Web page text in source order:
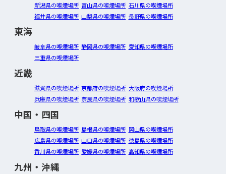
新潟県の喫煙場所 富山県の喫煙場所 石川県の喫煙場所
福井県の喫煙場所 山梨県の喫煙場所 長野県の喫煙場所
東海
岐阜県の喫煙場所 静岡県の喫煙場所 愛知県の喫煙場所
三重県の喫煙場所
近畿
滋賀県の喫煙場所 京都府の喫煙場所 大阪府の喫煙場所
兵庫県の喫煙場所 奈良県の喫煙場所 和歌山県の喫煙場所
中国・四国
鳥取県の喫煙場所 島根県の喫煙場所 岡山県の喫煙場所
広島県の喫煙場所 山口県の喫煙場所 徳島県の喫煙場所
香川県の喫煙場所 愛媛県の喫煙場所 高知県の喫煙場所
九州・沖縄